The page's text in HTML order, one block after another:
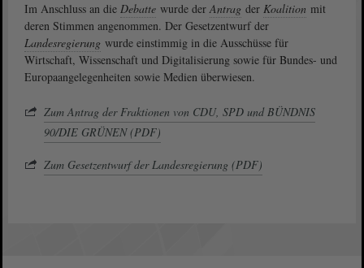
Im Anschluss an die Debatte wurde derAntrag der Koalition mit
deren Stimmen angenommen. Der Gesetzentwurf der
Landesregierung wurde einstimmig in die Ausschüsse für
Wirtschaft, Wissenschaft und Digitalisierung sowie für Bundes- und
Europaangelegenheiten sowie Medien überwiesen.
Zum Antrag der Fraktionen von CDU, SPD und BÜNDNIS
90/DIE GRÜNEN (PDF)
Zum Gesetzentwurf der Landesregierung (PDF)